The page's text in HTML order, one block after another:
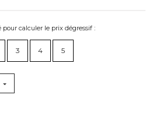
calculer le prix dégressif :
3 4 5